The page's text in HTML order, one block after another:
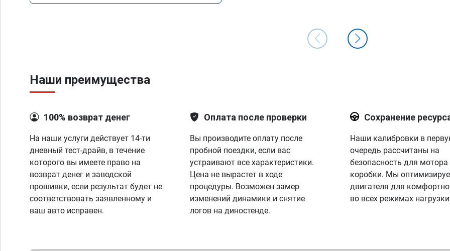
Наши преимущества
100% возврат денег
На наши услуги действует 14-ти
дневный тест-драйв, в течение
которого вы имеете право на
возврат денег и заводской
прошивки, если результат будет не
соответствовать заявленному и
ваш авто исправен.
Оплата после проверки
Вы производите оплату после
пробной поездки, если вас
устраивают все характеристики.
Цена не вырастет в ходе
процедуры. Возможен замер
изменений динамики и снятие
логов на диностенде.
Сохранение
Наши калибровки в
очередь рассчитаны на
безопасность для мотора
коробки. Мы
двигателя для
во всех режимах